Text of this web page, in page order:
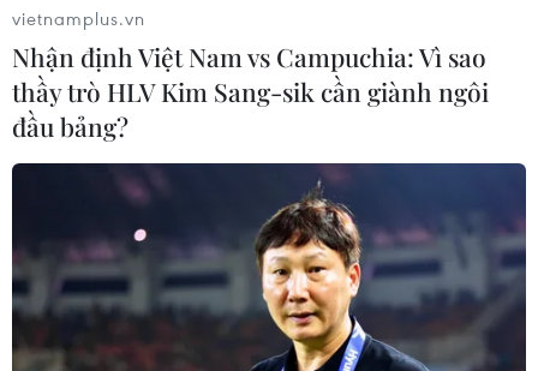
vietnamplus.vn
Nhận định Việt Nam vs Campuchia: Vì sao
thầy trò HLV Kim Sang-sik cần giành ngôi
đầu bảng?